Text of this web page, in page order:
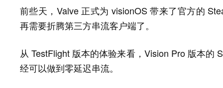
前些天，Valve 正式为 visionOS 带来了官方的
再需要折腾第三方串流客户端了。
从 TestFlight 版本的体验来看，Vision Pro 版本的
经可以做到零延迟串流。